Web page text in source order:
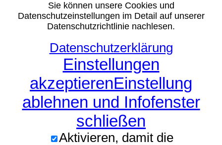
Sie können unsere Cookies und
Datenschutzeinstellungen im Detail auf unserer
Datenschutzrichtlinie nachlesen.
Datenschutzerklärung
Einstellungen
akzeptierenEinstellung
ablehnen und Infofenster
schließen
Aktivieren, damit die